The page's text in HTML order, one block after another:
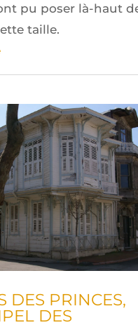
pu poser là-haut
taille.
DES PRINCES,
DES